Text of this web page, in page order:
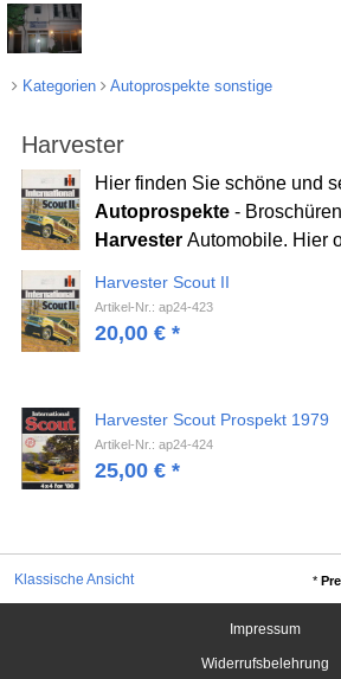
Kategorien Autoprospekte sonstige
Harvester
Hier finden Sie schöne und
Autoprospekte- Broschüren
Harvester Automobile. Hier
Harvester Scout II
Artikel-Nr.: ap24-423
20,00 €*
Harvester Scout Prospekt 1979
Artikel-Nr.: ap24-424
25,00 €*
Klassische Ansicht *
Impressum
Widerrufsbelehrung